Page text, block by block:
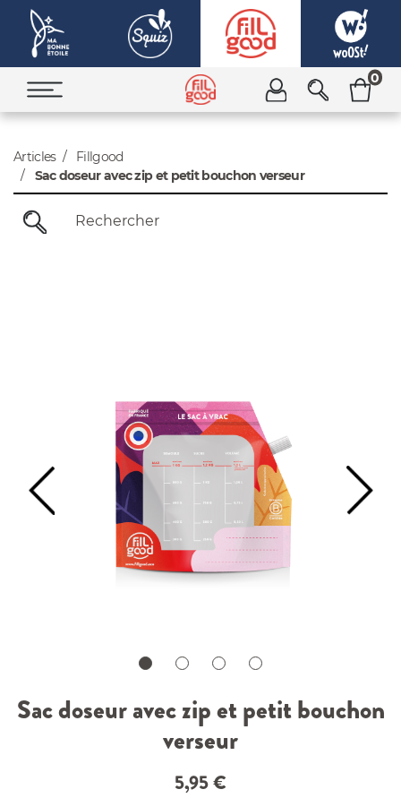
0
Articles
Fillgood
Sac doseur avec zip et petit bouchon verseur
Sac doseur avec zip et petit bouchon
verseur
5,95€